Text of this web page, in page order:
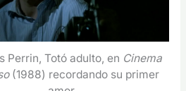
Perrin, Totó adulto, en Cinema
(1988) recordando su primer